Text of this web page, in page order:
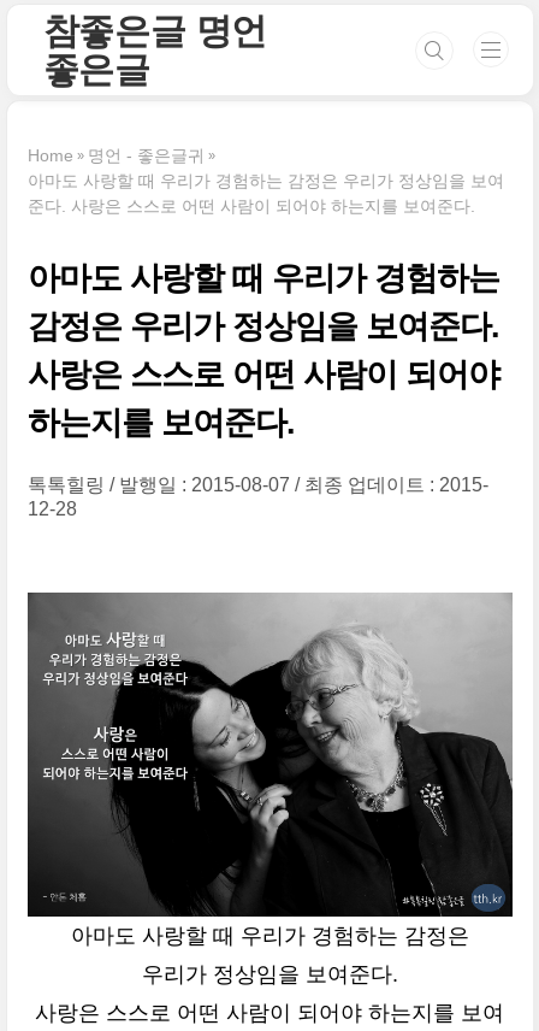
참좋은글 명언
좋은글
Home
명언 - 좋은글귀
아마도 사랑할 때 우리가 경험하는 감정은 우리가 정상임을 보여
준다. 사랑은 스스로 어떤 사람이 되어야 하는지를 보여준다.
아마도 사랑할 때 우리가 경험하는
감정은 우리가 정상임을 보여준다.
사랑은 스스로 어떤 사람이 되어야
하는지를 보여준다.
톡톡힐링 발행일 : 2015-08-07
최종 업데이트 : 2015-
12-28
아마도 사랑할 때 우리가 경험하는 감정은
우리가 정상임을 보여준다.
사랑은 스스로 어떤 사람이 되어야 하는지를 보여